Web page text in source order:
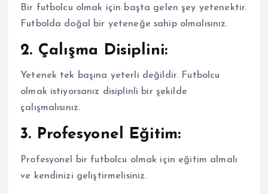
Bir futbolcu olmak için başta gelen şey yetenektir.
Futbolda doğal bir yeteneğe sahip olmalısınız.
2. Çalışma Disiplini:
Yetenek tek başına yeterli değildir. Futbolcu
olmak istiyorsanız disiplinli bir şekilde
çalışmalısınız.
3. Profesyonel Eğitim:
Profesyonel bir futbolcu olmak için eğitim almalı
ve kendinizi geliştirmelisiniz.